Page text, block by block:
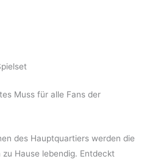
Muss für alle Fans der
des Hauptquartiers werden die
Hause lebendig. Entdeckt